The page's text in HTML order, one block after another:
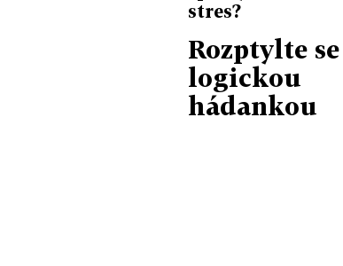
stres?
Rozptylte se
logickou
hádankou